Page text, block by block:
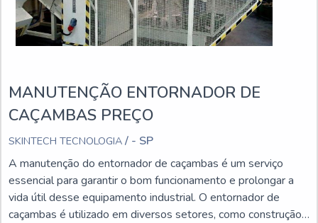
MANUTENÇÃO ENTORNADOR DE
CAÇAMBAS PREÇO
SKINTECH TECNOLOGIA / - SP
A manutenção do entornador de caçambas é um serviço
essencial para garantir o bom funcionamento e prolongar a
vida útil desse equipamento industrial. O entornador de
caçambas é utilizado em diversos setores, como construção